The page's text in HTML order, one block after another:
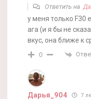
Ответить на
у меня только F30
ага (и я бы не
вкус, она ближе к
0
Дарья_904 7